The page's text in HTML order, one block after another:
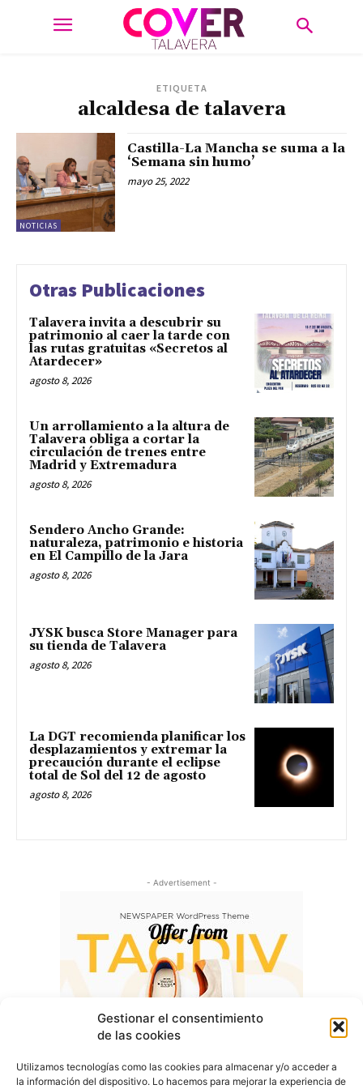
Gestionar el consentimiento
de las cookies
Utilizamos tecnologías como las cookies para almacenar y/o acceder a
la información del dispositivo. Lo hacemos para mejorar la experiencia de
ETIQUETA
alcaldesa de talavera
NOTICIAS
Castilla-La Mancha se suma a la
‘Semana sin humo’
mayo 25, 2022
Otras Publicaciones
Talavera invita a descubrir su
patrimonio al caer la tarde con
las rutas gratuitas «Secretos al
Atardecer»
agosto 8, 2026
Un arrollamiento a la altura de
Talavera obliga a cortar la
circulación de trenes entre
Madrid y Extremadura
agosto 8, 2026
Sendero Ancho Grande:
naturaleza, patrimonio e historia
en El Campillo de la Jara
agosto 8, 2026
JYSK busca Store Manager para
su tienda de Talavera
agosto 8, 2026
La DGT recomienda planificar los
desplazamientos y extremar la
precaución durante el eclipse
total de Sol del 12 de agosto
agosto 8, 2026
- Advertisement -